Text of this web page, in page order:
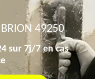
BRION 49250
sur 7j/7 en cas